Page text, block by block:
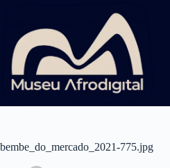
conteúdo
bembe_do_mercado_2021-775.jpg